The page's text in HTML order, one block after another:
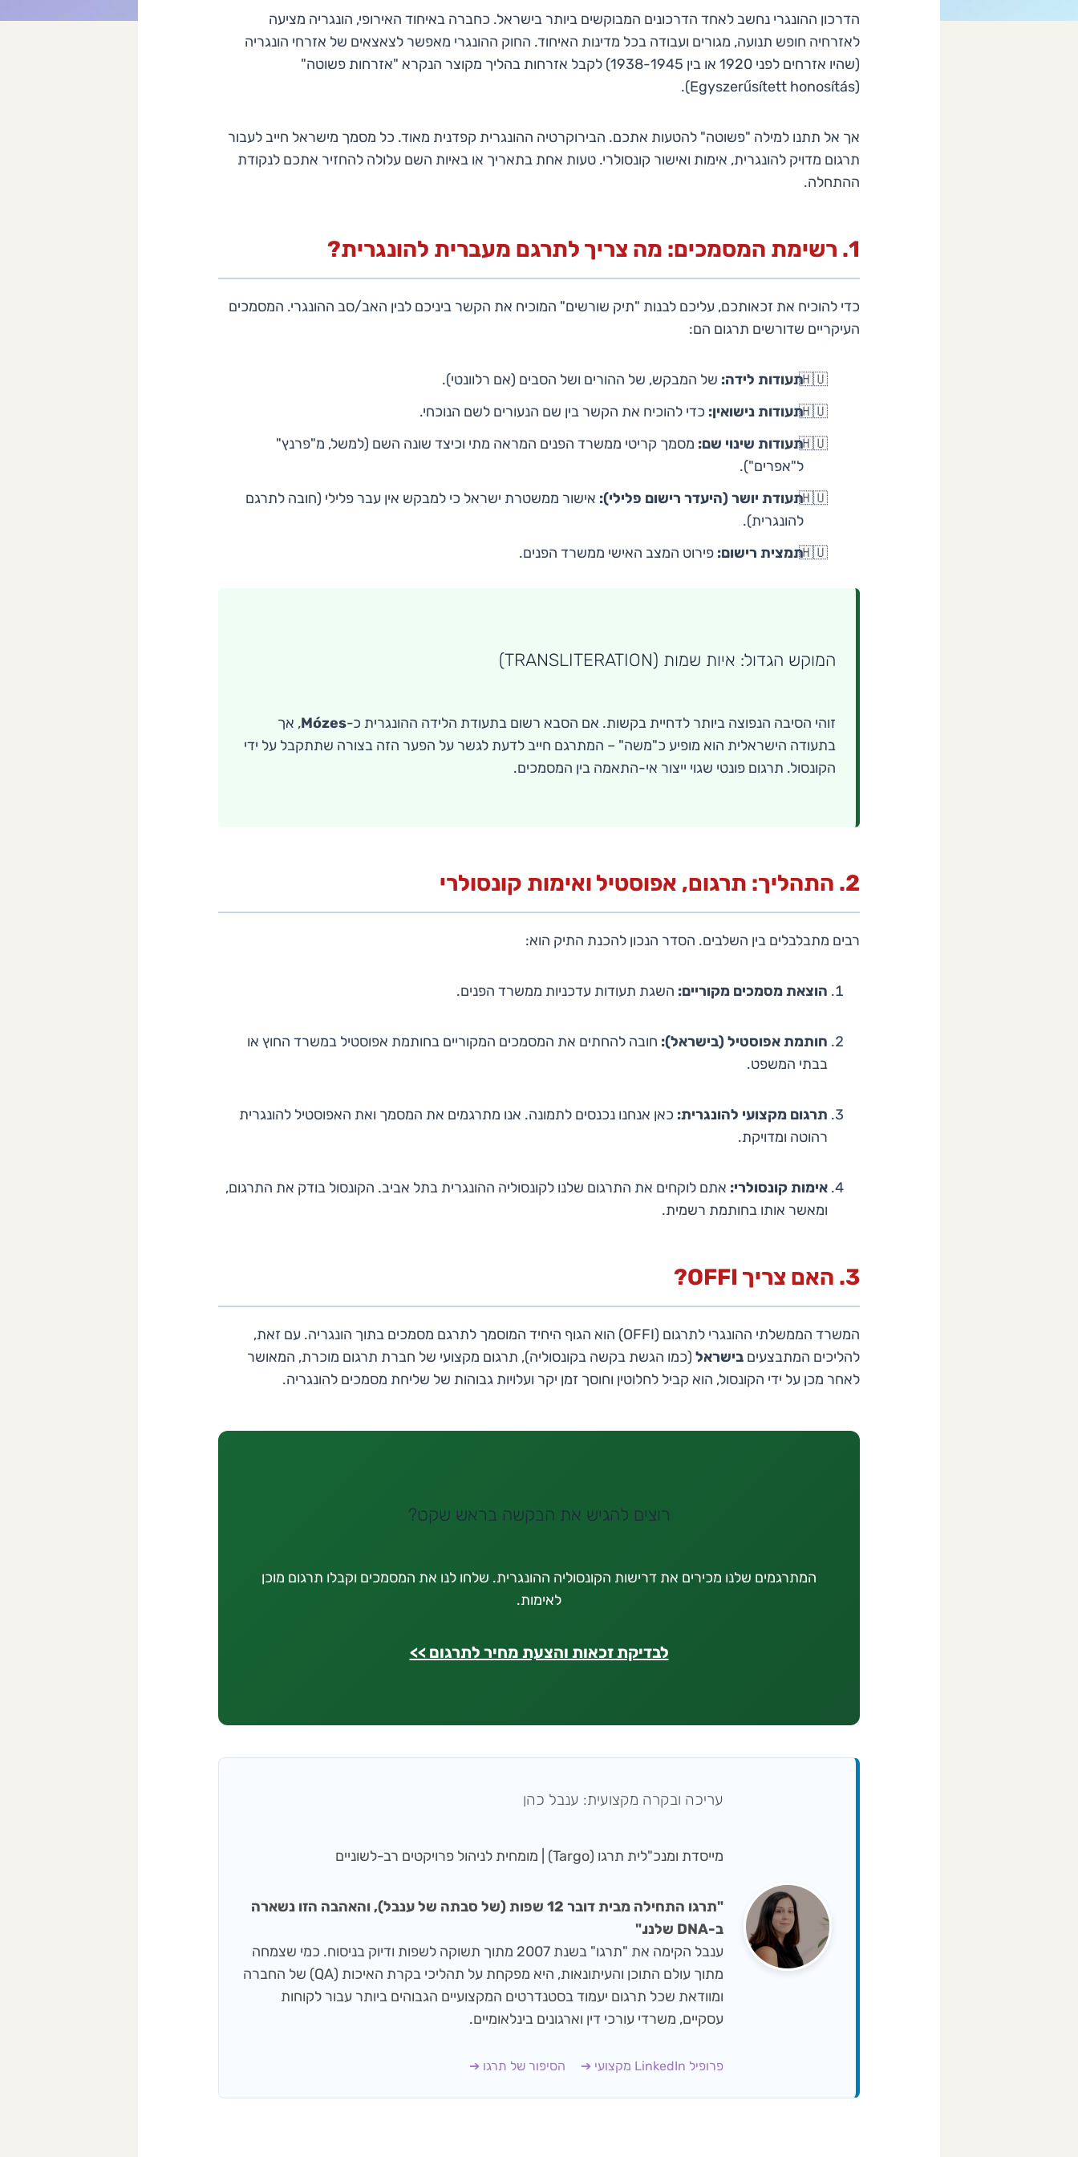
הדרכון ההונגרי נחשב לאחד הדרכונים המבוקשים ביותר בישראל. כחברה באיחוד האירופי, הונגריה מציעה
לאזרחיה חופש תנועה, מגורים ועבודה בכל מדינות האיחוד. החוק ההונגרי מאפשר לצאצאים של אזרחי הונגריה
(שהיו אזרחים לפני 1920 או בין 1938-1945) לקבל אזרחות בהליך מקוצר הנקרא "אזרחות פשוטה"
(Egyszerűsített honosítás).
אך אל תתנו למילה "פשוטה" להטעות אתכם. הבירוקרטיה ההונגרית קפדנית מאוד. כל מסמך מישראל חייב לעבור
תרגום מדויק להונגרית, אימות ואישור קונסולרי. טעות אחת בתאריך או באיות השם עלולה להחזיר אתכם לנקודת
ההתחלה.
1. רשימת המסמכים: מה צריך לתרגם מעברית להונגרית?
כדי להוכיח את זכאותכם, עליכם לבנות "תיק שורשים" המוכיח את הקשר ביניכם לבין האב/סב ההונגרי. המסמכים
העיקריים שדורשים תרגום הם:
תעודות לידה: של המבקש, של ההורים ושל הסבים (אם רלוונטי).
תעודות נישואין: כדי להוכיח את הקשר בין שם הנעורים לשם הנוכחי.
תעודות שינוי שם: מסמך קריטי ממשרד הפנים המראה מתי וכיצד שונה השם (למשל, מ"פרנץ"
ל"אפרים").
תעודת יושר (היעדר רישום פלילי): אישור ממשטרת ישראל כי למבקש אין עבר פלילי (חובה לתרגם
להונגרית).
תמצית רישום: פירוט המצב האישי ממשרד הפנים.
המוקש הגדול: איות שמות (TRANSLITERATION)
זוהי הסיבה הנפוצה ביותר לדחיית בקשות. אם הסבא רשום בתעודת הלידה ההונגרית כ-Mózes, אך
בתעודה הישראלית הוא מופיע כ"משה" – המתרגם חייב לדעת לגשר על הפער הזה בצורה שתתקבל על ידי
הקונסול. תרגום פונטי שגוי ייצור אי-התאמה בין המסמכים.
2. התהליך: תרגום, אפוסטיל ואימות קונסולרי
רבים מתבלבלים בין השלבים. הסדר הנכון להכנת התיק הוא:
הוצאת מסמכים מקוריים: השגת תעודות עדכניות ממשרד הפנים.
חותמת אפוסטיל (בישראל): חובה להחתים את המסמכים המקוריים בחותמת אפוסטיל במשרד החוץ או
בבתי המשפט.
תרגום מקצועי להונגרית: כאן אנחנו נכנסים לתמונה. אנו מתרגמים את המסמך ואת האפוסטיל להונגרית
רהוטה ומדויקת.
אימות קונסולרי: אתם לוקחים את התרגום שלנו לקונסוליה ההונגרית בתל אביב. הקונסול בודק את התרגום,
ומאשר אותו בחותמת רשמית.
3. האם צריך OFFI?
המשרד הממשלתי ההונגרי לתרגום (OFFI) הוא הגוף היחיד המוסמך לתרגם מסמכים בתוך הונגריה. עם זאת,
להליכים המתבצעים בישראל (כמו הגשת בקשה בקונסוליה), תרגום מקצועי של חברת תרגום מוכרת, המאושר
לאחר מכן על ידי הקונסול, הוא קביל לחלוטין וחוסך זמן יקר ועלויות גבוהות של שליחת מסמכים להונגריה.
רוצים להגיש את הבקשה בראש שקט?
המתרגמים שלנו מכירים את דרישות הקונסוליה ההונגרית. שלחו לנו את המסמכים וקבלו תרגום מוכן
לאימות.
לבדיקת זכאות והצעת מחיר לתרגום >>
עריכה ובקרה מקצועית: ענבל כהן
מייסדת ומנכ"לית תרגו (Targo) | מומחית לניהול פרויקטים רב-לשוניים
"תרגו התחילה מבית דובר 12 שפות (של סבתה של ענבל), והאהבה הזו נשארה
ב-DNA שלנו."
ענבל הקימה את "תרגו" בשנת 2007 מתוך תשוקה לשפות ודיוק בניסוח. כמי שצמחה
מתוך עולם התוכן והעיתונאות, היא מפקחת על תהליכי בקרת האיכות (QA) של החברה
ומוודאת שכל תרגום יעמוד בסטנדרטים המקצועיים הגבוהים ביותר עבור לקוחות
עסקיים, משרדי עורכי דין וארגונים בינלאומיים.
פרופיל LinkedIn מקצועי ➔ הסיפור של תרגו ➔